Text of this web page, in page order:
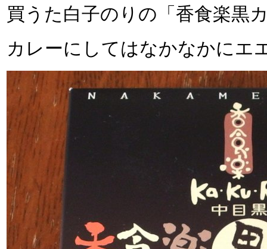
買うた白子のりの「香食楽
カレーにしてはなかなかにエ